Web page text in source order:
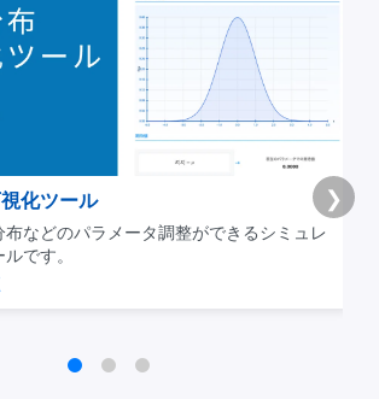
❯
化ツール
などのパラメータ調整ができるシミュレ
です。